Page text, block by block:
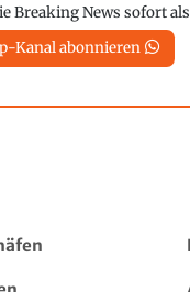
Breaking News sofort
Kanal abonnieren